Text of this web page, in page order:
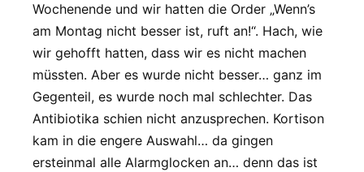
Wochenende und wir hatten die Order „Wenn’s
am Montag nicht besser ist, ruft an!“. Hach, wie
wir gehofft hatten, dass wir es nicht machen
müssten. Aber es wurde nicht besser… ganz im
Gegenteil, es wurde noch mal schlechter. Das
Antibiotika schien nicht anzusprechen. Kortison
kam in die engere Auswahl… da gingen
ersteinmal alle Alarmglocken an… denn das ist